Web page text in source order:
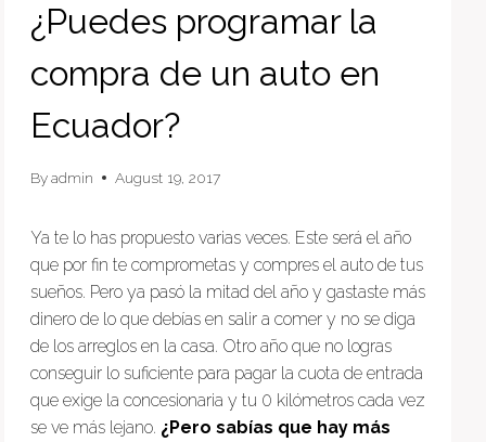
¿Puedes programar la
compra de un auto en
Ecuador?
Byadmin August 19, 2017
Ya te lo has propuesto varias veces. Este será el año
que por fin te comprometas y compres el auto de tus
sueños. Pero ya pasó la mitad del año y gastaste más
dinero de lo que debías en salir a comer y no se diga
de los arreglos en la casa. Otro año que no logras
conseguir lo suficiente para pagar la cuota de entrada
que exige la concesionaria y tu 0 kilómetros cada vez
se ve más lejano. ¿Pero sabías que hay más